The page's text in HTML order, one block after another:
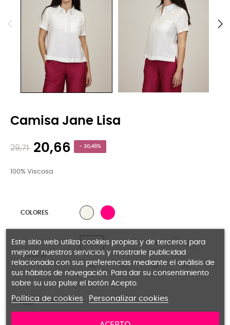
Camisa Jane Lisa
29,71 20,66 - 30,46%
100% Viscosa
COLORES 0 NATURAL15 FUCSIA
TALLA N
40 42 44 46
48 50 52 38
Guía de tallas
Este sitio web utiliza cookies propias y de terceros para
mejorar nuestros servicios y mostrarle publicidad
relacionada con sus preferencias mediante el análisis de
sus hábitos de navegación. Para dar su consentimiento
sobre su uso pulse el botón Acepto.
Política de cookies Personalizar cookies